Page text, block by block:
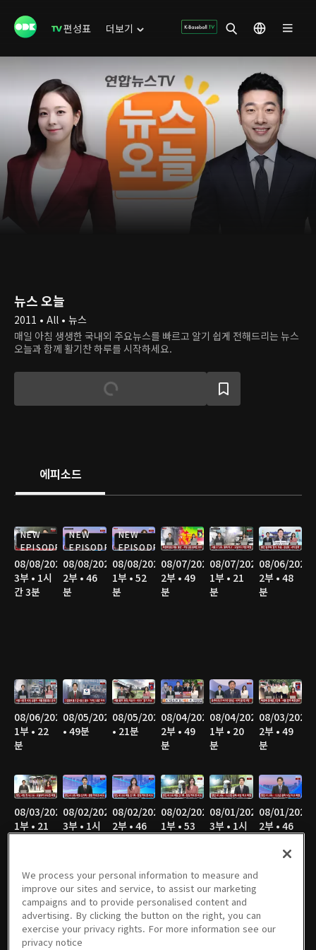
편성표 더보기
뉴스 오늘
2011 • All • 뉴스
매일 아침 생생한 국내외 주요뉴스를 빠르고 알기 쉽게 전해드리는 뉴스
오늘과 함께 활기찬 하루를 시작하세요.
에피소드
NEW
EPISODE
08/08/2026
3부 • 1시
간 3분
NEW
EPISODE
08/08/2026
2부 • 46
분
NEW
EPISODE
08/08/2026
1부 • 52
분
08/07/2026
2부 • 49
분
08/07/2026
1부 • 21
분
08/06/2026
2부 • 48
분
08/06/2026
1부 • 22
분
08/05/2026
• 49분
08/05/2026
• 21분
08/04/2026
2부 • 49
분
08/04/2026
1부 • 20
분
08/03/2026
2부 • 49
분
08/03/2026
1부 • 21
08/02/2026
3부 • 1시
08/02/2026
2부 • 46
08/02/2026
1부 • 53
08/01/2026
3부 • 1시
08/01/2026
2부 • 46
08/01/2026
1부 • 51
분
07/31/2026
2부 • 49
분
07/31/2026
1부 • 21
분
07/30/2026
2부 • 49
분
07/30/2026
1부 • 21
분
2부 • 49
분
We process your personal information to measure and
improve our sites and service, to assist our marketing
campaigns and to provide personalised content and
advertising. By clicking the button on the right, you can
exercise your privacy rights. For more information see our
privacy notice